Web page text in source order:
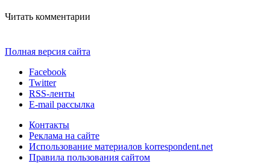
Читать комментарии
Полная версия сайта
Facebook
Twitter
RSS-ленты
E-mail рассылка
Контакты
Реклама на сайте
Использование материалов korrespondent.net
Правила пользования сайтом